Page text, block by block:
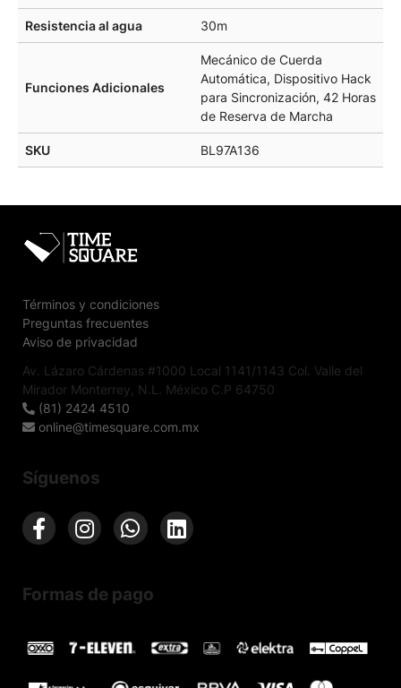
Resistencia al agua 30m
Funciones Adicionales
Mecánico de Cuerda
Automática, Dispositivo Hack
para Sincronización, 42 Horas
de Reserva de Marcha
SKU BL97A136
Términos y condiciones
Preguntas frecuentes
Aviso de privacidad
Av. Lázaro Cárdenas #1000 Local 1141/1143 Col. Valle del
Mirador Monterrey, N.L. México C.P 64750
(81) 2424 4510
online@timesquare.com.mx
Síguenos
Formas de pago